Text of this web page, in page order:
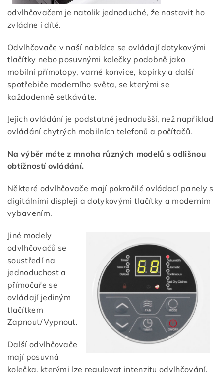
odvlhčovačem je natolik jednoduché, že nastavit ho
zvládne i dítě.
Odvlhčovače v naší nabídce se ovládají dotykovými
tlačítky nebo posuvnými kolečky podobně jako
mobilní přímotopy, varné konvice, kopírky a další
spotřebiče moderního světa, se kterými se
každodenně setkáváte.
Jejich ovládání je podstatně jednodušší, než například
ovládání chytrých mobilních telefonů a počítačů.
Na výběr máte z mnoha různých modelů s odlišnou
obtížností ovládání.
Některé odvlhčovače mají pokročilé ovládací panely s
digitálními displeji a dotykovými tlačítky a moderním
vybavením.
Jiné modely
odvlhčovačů se
soustředí na
jednoduchost a
přímočaře se
ovládají jediným
tlačítkem
Zapnout/Vypnout.
Další odvlhčovače
mají posuvná
kolečka, kterými lze regulovat intenzitu odvlhčování.